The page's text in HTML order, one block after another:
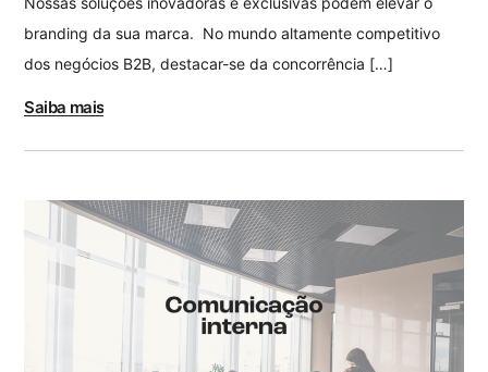
branding da sua marca. No mundo altamente competitivo
dos negócios B2B, destacar-se da concorrência […]
Saiba mais